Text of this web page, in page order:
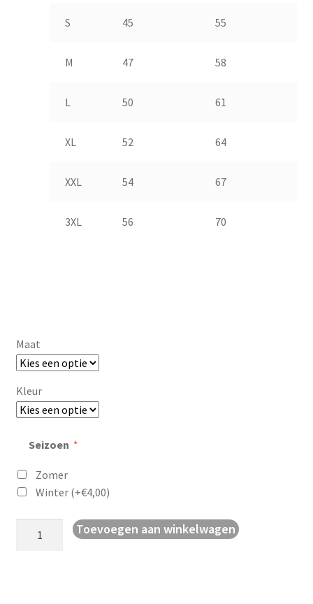
S 45 55
M 47 58
L 50 61
XL 52 64
XXL 54 67
3XL 56 70
Maat
Kleur
Seizoen *
Zomer
Winter (+€4,00)
BeenstukkenToevoegen aan winkelwagen